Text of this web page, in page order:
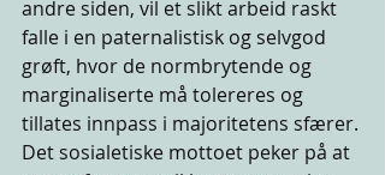
andre siden, vil et slikt arbeid raskt
falle i en paternalistisk og selvgod
grøft, hvor de normbrytende og
marginaliserte må tolereres og
tillates innpass i majoritetens sfærer.
Det sosialetiske mottoet peker på at